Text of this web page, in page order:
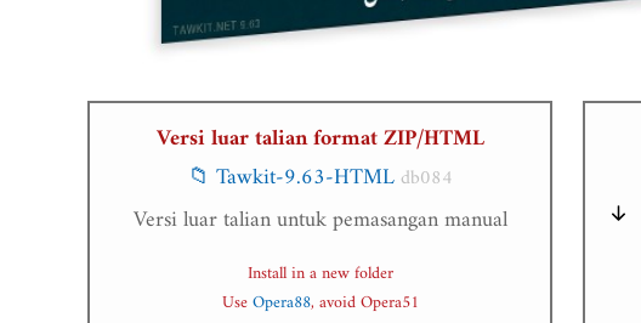
Versi luar talian format ZIP/HTML
📁 Tawkit-9.63-HTMLdb084
Versi luar talian untuk pemasangan manual
Install in a new folder
UseOpera88, avoid Opera51